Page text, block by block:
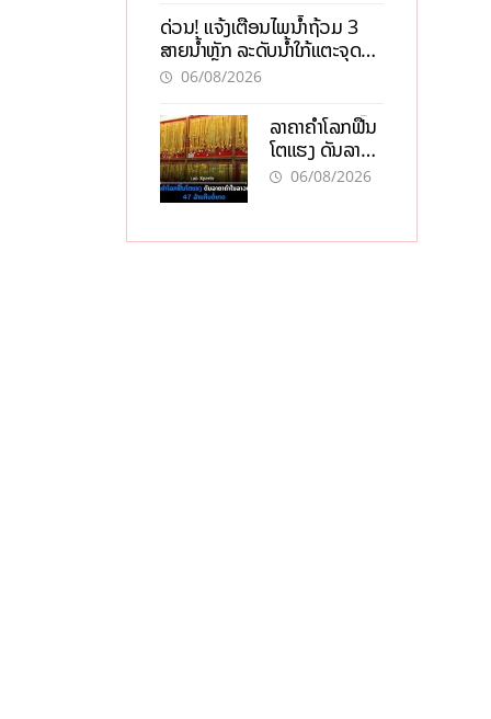
ນໍ້າມັນແພງ
ດ່ວນ! ແຈ້ງເຕືອນໄພນໍ້າຖ້ວມ 3
ສາຍນໍ້າຫຼັກ ລະດັບນໍ້າໃກ້ແຕະຈຸດ
ອັນຕະລາຍ
06/08/2026
ລາຄາຄຳໂລກຟື້ນ
ໂຕແຮງ ດັນລາຄາ
ຄຳໃນລາວທະລຸ
06/08/2026